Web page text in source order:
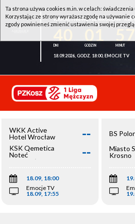
WKK ACTIVE HOTEL WROCŁAW - KSK
18.09.2026, GODZ. 18:00, EMOCJE TV
WKK Active
Hotel Wrocław
--
KSK Qemetica
Noteć
Inowrocław
--
18.09, 18:00
Emocje TV
18.09, 17:55
BS
Miasto
Krosno
Ta strona używa cookies m.in. w celach:
Korzystając ze strony wyrażasz zgodę na używanie
zgody powinieneś zmienić ustawienia swojej